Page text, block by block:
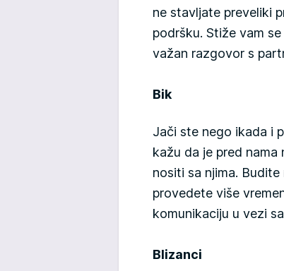
ne stavljate preveliki
podršku. Stiže vam
važan razgovor s
Bik
Jači ste nego ikada i
kažu da je pred nama
nositi sa njima.
provedete više
komunikaciju u vezi
Blizanci